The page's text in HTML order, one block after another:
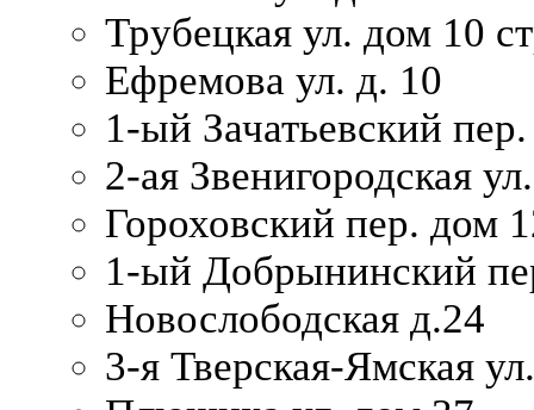
Трубецкая ул. дом 10
Ефремова ул. д. 10
1-ый Зачатьевский
2-ая Звенигородская
Гороховский пер. дом
1-ый Добрынинский
Новослободская д.24
3-я Тверская-Ямская